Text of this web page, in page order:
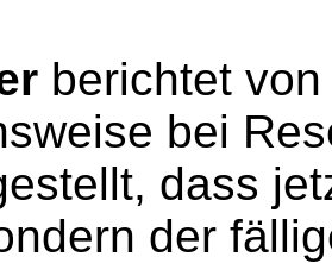
berichtet
bei
dass
der